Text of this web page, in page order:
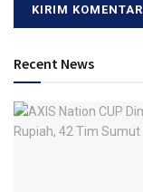
Recent News